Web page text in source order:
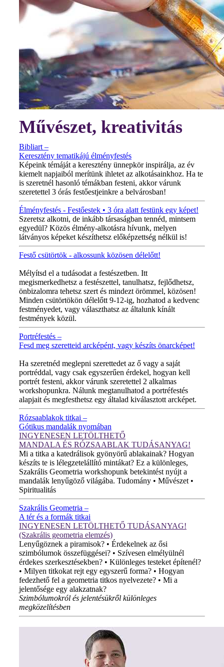
Művészet, kreativitás
Bibliart –
Keresztény tematikájú élményfestés
Képeink témáját a keresztény ünnepkör inspirálja, az év
kiemelt napjaiból merítünk ihletet az alkotásainkhoz. Ha te
is szeretnél hasonló témákban festeni, akkor várunk
szeretettel 3 órás festőestjeinkre a belvárosban!
Élményfestés - Festőestek • 3 óra alatt festünk egy képet!
Szeretsz alkotni, de inkább társaságban tennéd, mintsem
egyedül? Közös élmény-alkotásra hívunk, melyen
látványos képeket készíthetsz előképzettség nélkül is!
Festő csütörtök - alkossunk közösen délelőtt!
Mélyítsd el a tudásodat a festészetben. Itt
megismerkedhetsz a festészettel, tanulhatsz, fejlődhetsz,
önbizalomra tehetsz szert és mindezt örömmel, közösen!
Minden csütörtökön délelőtt 9-12-ig, hozhatod a kedvenc
festményedet, vagy választhatsz az általunk kínált
festmények közül.
Portréfestés –
Fesd meg szeretteid arcképént, vagy készíts önarcképet!
Ha szeretnéd meglepni szerettedet az ő vagy a saját
portréddal, vagy csak egyszerűen érdekel, hogyan kell
portrét festeni, akkor várunk szeretettel 2 alkalmas
workshopunkra. Nálunk megtanulhatod a portréfestés
alapjait és megfesthetsz egy általad kiválasztott arcképet.
Rózsaablakok titkai –
Gótikus mandalák nyomában
INGYENESEN LETÖLTHETŐ
MANDALA ÉS RÓZSAABLAK TUDÁSANYAG!
Mi a titka a katedrálisok gyönyörű ablakainak? Hogyan
készíts te is lélegzetelállító mintákat? Ez a különleges,
Szakrális Geometria workshopunk betekintést nyújt a
mandalák lenyűgöző világába. Tudomány • Művészet •
Spiritualitás
Szakrális Geometria –
A tér és a formák titkai
INGYENESEN LETÖLTHETŐ TUDÁSANYAG!
(Szakrális geometria elemzés)
Lenyűgöznek a piramisok? • Érdekelnek az ősi
szimbólumok összefüggései? • Szívesen elmélyülnél
érdekes szerkesztésekben? • Különleges testeket építenél?
• Milyen titkokat rejt egy egyszerű forma? • Hogyan
fedezhető fel a geometria titkos nyelvezete? • Mi a
jelentősége egy alakzatnak?
Szimbólumokról és jelentésükről különleges
megközelítésben